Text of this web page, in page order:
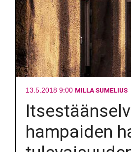
13.5.2018 9:00 MILLA SUMELIUS
hampaiden